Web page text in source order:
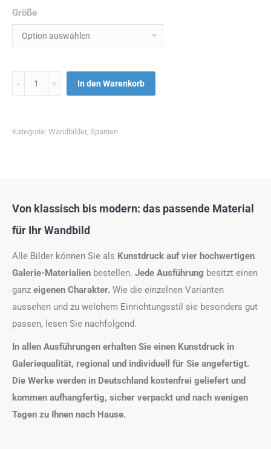
Größe
Menge In den Warenkorb
Kategorie: Wandbilder, Spanien
Von klassisch bis modern: das passende Material
für Ihr Wandbild
Alle Bilder können Sie als Kunstdruck auf vier hochwertigen
Galerie-Materialien bestellen. Jede Ausführung besitzt einen
ganz eigenen Charakter. Wie die einzelnen Varianten
aussehen und zu welchem Einrichtungsstil sie besonders gut
passen, lesen Sie nachfolgend.
In allen Ausführungen erhalten Sie einen Kunstdruck in
Galeriequalität, regional und individuell für Sie angefertigt.
Die Werke werden in Deutschland kostenfrei geliefert und
kommen aufhangfertig, sicher verpackt und nach wenigen
Tagen zu Ihnen nach Hause.